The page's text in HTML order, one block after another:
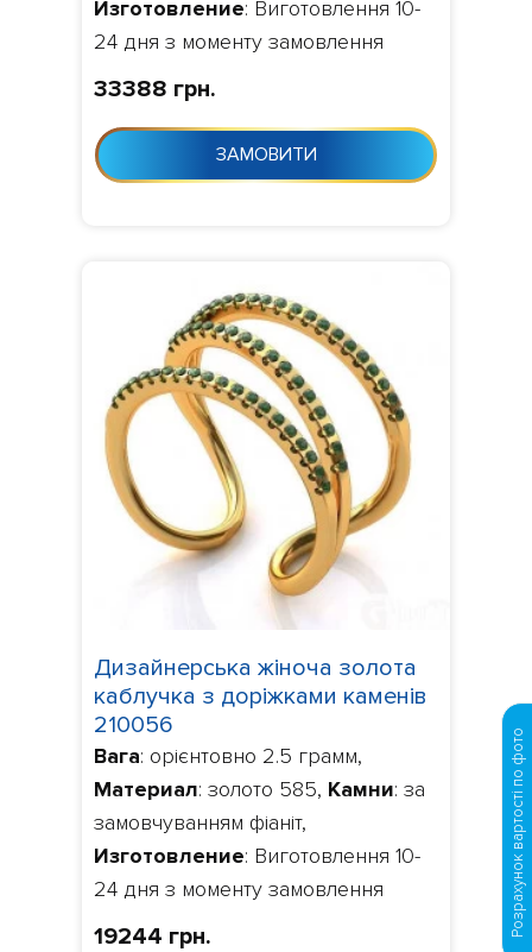
Изготовление: Виготовлення 10-
24 дня з моменту замовлення
33388 грн.
ЗАМОВИТИ
Дизайнерська жіноча золота
каблучка з доріжками каменів
210056
Вага: орієнтовно 2.5 грамм,
Материал: золото 585, Камни: за
замовчуванням фіаніт,
Изготовление: Виготовлення 10-
24 дня з моменту замовлення
19244 грн. Розрахунок вартості по фото